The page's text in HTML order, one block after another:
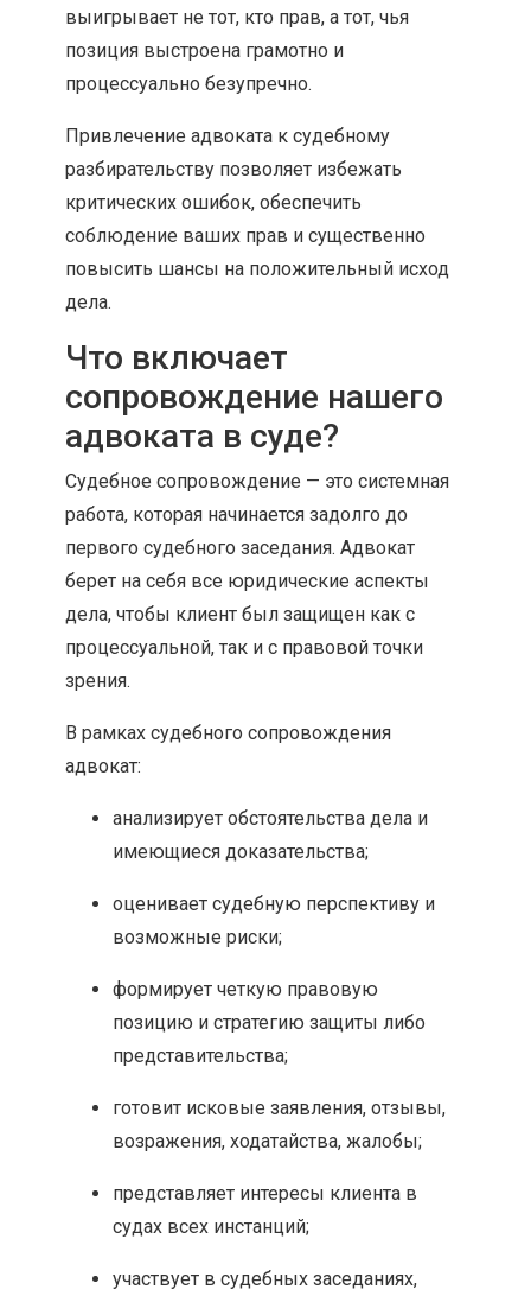
выигрывает не тот, кто прав, а тот, чья
позиция выстроена грамотно и
процессуально безупречно.
Привлечение адвоката к судебному
разбирательству позволяет избежать
критических ошибок, обеспечить
соблюдение ваших прав и существенно
повысить шансы на положительный исход
дела.
Что включает
сопровождение нашего
адвоката в суде?
Судебное сопровождение — это системная
работа, которая начинается задолго до
первого судебного заседания. Адвокат
берет на себя все юридические аспекты
дела, чтобы клиент был защищен как с
процессуальной, так и с правовой точки
зрения.
В рамках судебного сопровождения
адвокат:
анализирует обстоятельства дела и
имеющиеся доказательства;
оценивает судебную перспективу и
возможные риски;
формирует четкую правовую
позицию и стратегию защиты либо
представительства;
готовит исковые заявления, отзывы,
возражения, ходатайства, жалобы;
представляет интересы клиента в
судах всех инстанций;
участвует в судебных заседаниях,